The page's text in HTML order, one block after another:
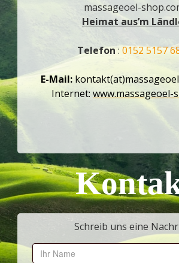
massageoel-
Heimat aus’m
Telefon: 0152 5157
E-Mail:
Internet: www.massageoel-
Schreib uns eine